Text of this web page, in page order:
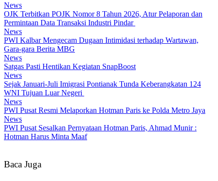
News
OJK Terbitkan POJK Nomor 8 Tahun 2026, Atur Pelaporan dan
Permintaan Data Transaksi Industri Pindar
News
PWI Kalbar Mengecam Dugaan Intimidasi terhadap Wartawan,
Gara-gara Berita MBG
News
Satgas Pasti Hentikan Kegiatan SnapBoost
News
Sejak Januari-Juli Imigrasi Pontianak Tunda Keberangkatan 124
WNI Tujuan Luar Negeri
News
PWI Pusat Resmi Melaporkan Hotman Paris ke Polda Metro Jaya
News
PWI Pusat Sesalkan Pernyataan Hotman Paris, Ahmad Munir :
Hotman Harus Minta Maaf
Baca Juga